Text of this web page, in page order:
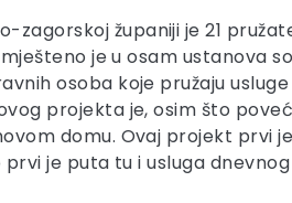
županiji je 21
je u osam ustanova
osoba koje pružaju
projekta je, osim što
domu. Ovaj projekt prvi
je puta tu i usluga